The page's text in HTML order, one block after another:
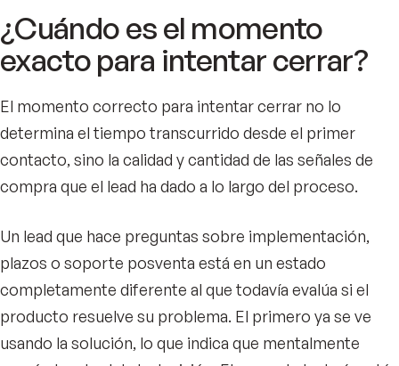
¿Cuándo es el momento
exacto para intentar cerrar?
El momento correcto para intentar cerrar no lo
determina el tiempo transcurrido desde el primer
contacto, sino la calidad y cantidad de las señales de
compra que el lead ha dado a lo largo del proceso.
Un lead que hace preguntas sobre implementación,
plazos o soporte posventa está en un estado
completamente diferente al que todavía evalúa si el
producto resuelve su problema. El primero ya se ve
usando la solución, lo que indica que mentalmente